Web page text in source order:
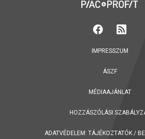
IMPRESSZUM
ÁSZF
MÉDIAAJÁNLAT
HOZZÁSZÓLÁSI
ADATVÉDELEM: TÁJÉKOZTATÓK /